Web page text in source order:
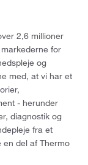
2,6 millioner
for
og
med, at vi har et
- herunder
diagnostik og
fra et
del af Thermo